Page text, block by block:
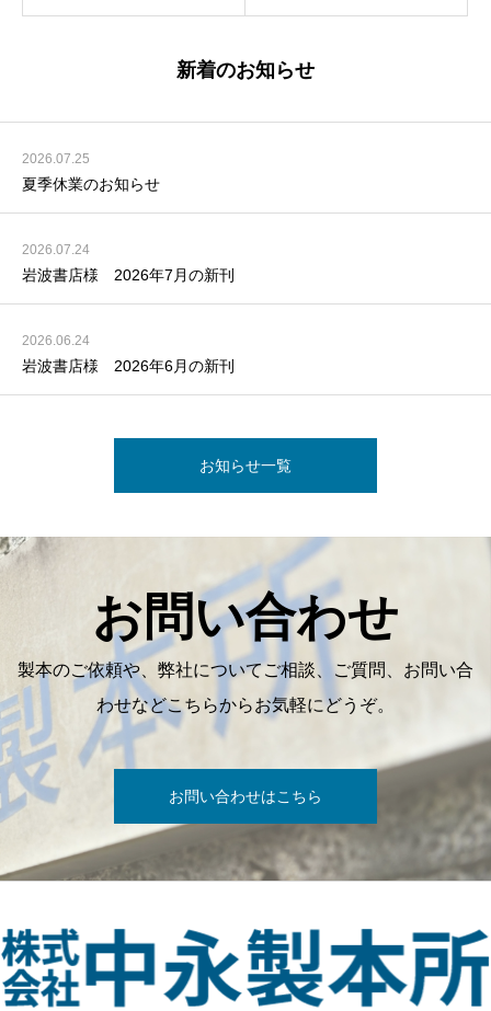
新着のお知らせ
2026.07.25
夏季休業のお知らせ
2026.07.24
岩波書店様 2026年7月の新刊
2026.06.24
岩波書店様 2026年6月の新刊
お知らせ一覧
お問い合わせ
製本のご依頼や、弊社についてご相談、ご質問、お問い合
わせなどこちらからお気軽にどうぞ。
お問い合わせはこちら